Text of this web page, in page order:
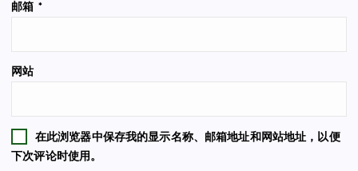
邮箱 *
网站
在此浏览器中保存我的显示名称、邮箱地址和网站地址，以便
下次评论时使用。